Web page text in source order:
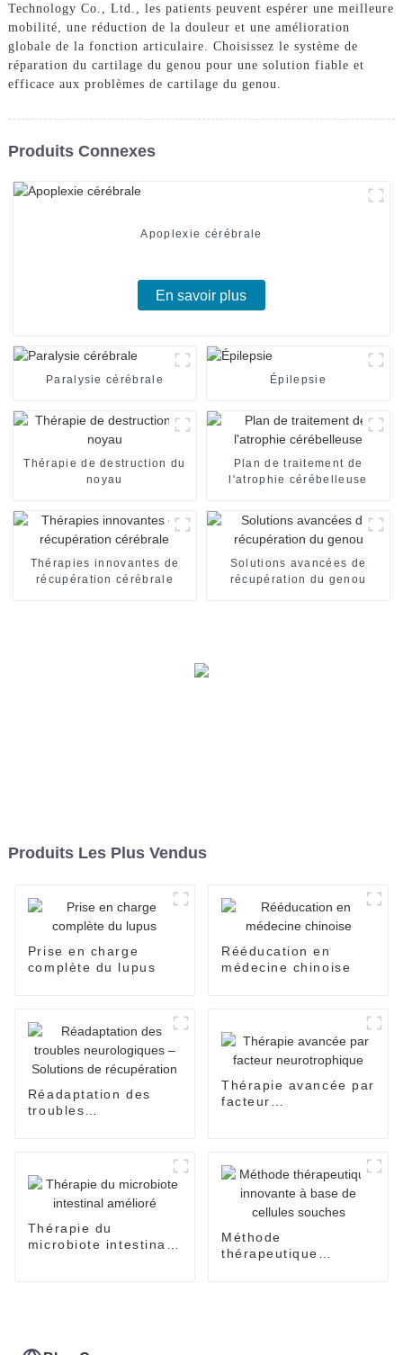
Technology Co., Ltd., les patients peuvent espérer une meilleure
mobilité, une réduction de la douleur et une amélioration
globale de la fonction articulaire. Choisissez le système de
réparation du cartilage du genou pour une solution fiable et
efficace aux problèmes de cartilage du genou.
Produits Connexes
Apoplexie cérébrale
En savoir plus
Paralysie cérébrale Épilepsie
Thérapie de destruction du
noyau
Plan de traitement de
l'atrophie cérébelleuse
Thérapies innovantes de
récupération cérébrale
Solutions avancées de
récupération du genou
Produits Les Plus Vendus
Prise en charge
complète du lupus
Rééducation en
médecine chinoise
Réadaptation des
troubles
Thérapie avancée par
facteur
Thérapie du
microbiote intestinal
Méthode
thérapeutique